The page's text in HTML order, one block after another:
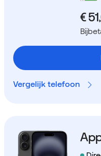
Vergelijk telefoon